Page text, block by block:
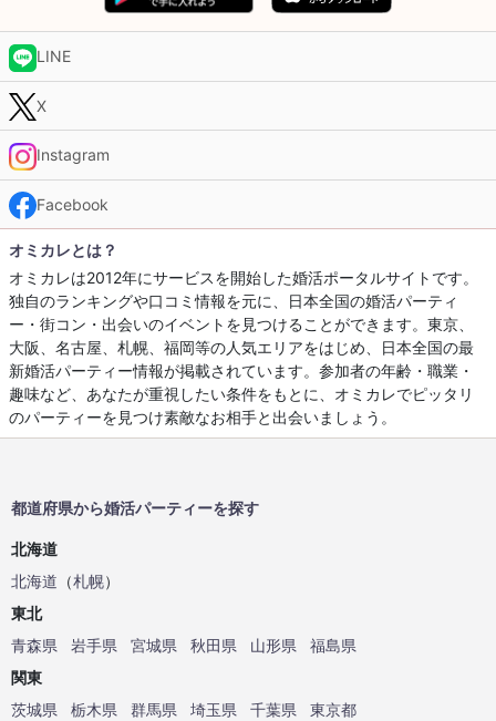
LINE
X
Instagram
Facebook
オミカレとは？
オミカレは2012年にサービスを開始した婚活ポータルサイトです。
独自のランキングや口コミ情報を元に、日本全国の婚活パーティ
ー・街コン・出会いのイベントを見つけることができます。東京、
大阪、名古屋、札幌、福岡等の人気エリアをはじめ、日本全国の最
新婚活パーティー情報が掲載されています。参加者の年齢・職業・
趣味など、あなたが重視したい条件をもとに、オミカレでピッタリ
のパーティーを見つけ素敵なお相手と出会いましょう。
都道府県から婚活パーティーを探す
北海道
北海道 （札幌）
東北
青森県
岩手県 宮城県 秋田県 山形県
福島県
関東
茨城県
栃木県 群馬県 埼玉県 千葉県
東京都